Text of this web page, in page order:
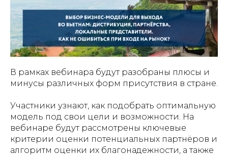
В рамках вебинара будут разобраны плюсы и
минусы различных форм присутствия в стране.
Участники узнают, как подобрать оптимальную
модель под свои цели и возможности. На
вебинаре будут рассмотрены ключевые
критерии оценки потенциальных партнёров и
алгоритм оценки их благонадежности, а также